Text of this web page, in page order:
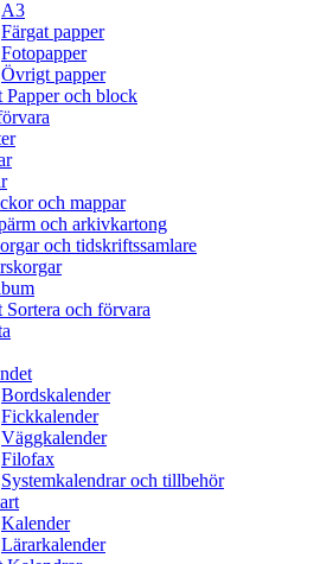
A3
Färgat papper
Fotopapper
Övrigt papper
Papper och block
och mappar
och arkivkartong
och tidskriftssamlare
och förvara
Bordskalender
Fickkalender
Väggkalender
Filofax
Systemkalendrar och tillbehör
Kalender
Lärarkalender